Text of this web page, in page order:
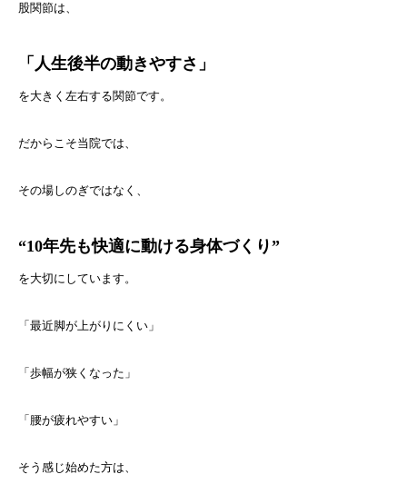
股関節は、
「人生後半の動きやすさ」
を大きく左右する関節です。
だからこそ当院では、
その場しのぎではなく、
“10年先も快適に動ける身体づくり”
を大切にしています。
「最近脚が上がりにくい」
「歩幅が狭くなった」
「腰が疲れやすい」
そう感じ始めた方は、